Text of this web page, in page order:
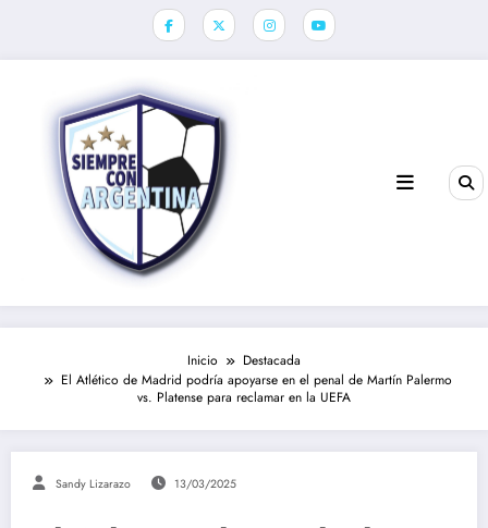
Inicio
Destacada
El Atlético de Madrid podría apoyarse en el penal de Martín Palermo
vs. Platense para reclamar en la UEFA
Sandy Lizarazo 13/03/2025